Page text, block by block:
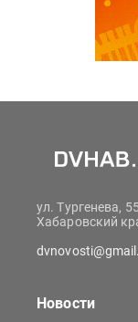
ул. Тургенева,
Хабаровский
Новости